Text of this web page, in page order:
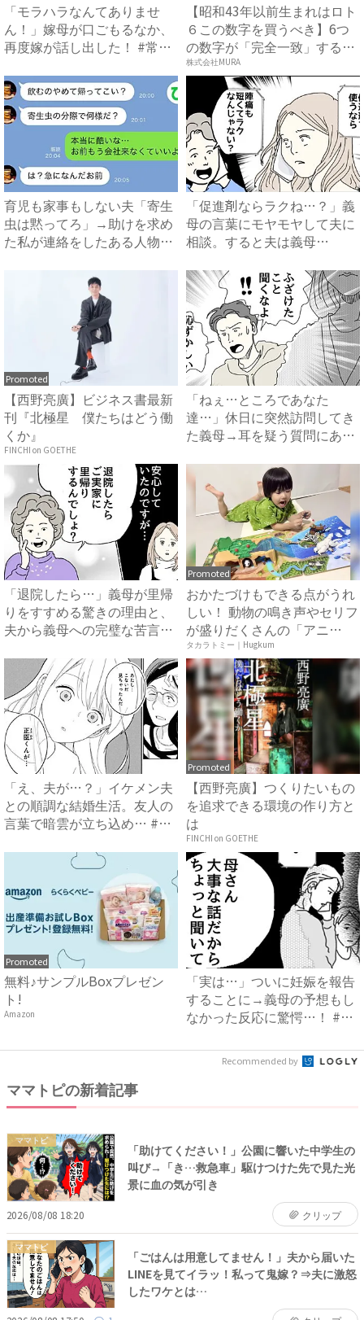
「モラハラなんてありませ
ん！」嫁母が口ごもるなか、
再度嫁が話し出した！ #常識
【昭和43年以前生まれはロト
６この数字を買うべき】6つ
の数字が「完全一致」する
方...
株式会社MURA
育児も家事もしない夫「寄生
虫は黙ってろ」→助けを求め
た私が連絡をしたある人物と
「促進剤ならラクね…？」義
母の言葉にモヤモヤして夫に
相談。すると夫は義母
Promoted
【西野亮廣】ビジネス書最新
刊『北極星 僕たちはどう働
くか』
FINCHI on GOETHE
「ねぇ…ところであなた
達…」休日に突然訪問してき
た義母→耳を疑う質問にあ
「退院したら…」義母が里帰
りをすすめる驚きの理由と、
夫から義母への完璧な苦言
Promoted
おかたづけもできる点がうれ
しい！ 動物の鳴き声やセリフ
が盛りだくさんの「アニ
ア ...
タカラトミー｜Hugkum
「え、夫が…？」イケメン夫
との順調な結婚生活。友人の
言葉で暗雲が立ち込め… #
Promoted
【西野亮廣】つくりたいもの
を追求できる環境の作り方と
は
FINCHI on GOETHE
Promoted
無料♪サンプルBoxプレゼン
ト!
Amazon
「実は…」ついに妊娠を報告
することに→義母の予想もし
なかった反応に驚愕…！ #
Recommended by
ママトピの新着記事
ママトピ
「助けてください！」公園に響いた中学生の
叫び→「き…救急車」駆けつけた先で見た光
景に血の気が引き
2026/08/08 18:20 クリップ
ママトピ
「ごはんは用意してません！」夫から届いた
LINEを見てイラッ！私って鬼嫁？⇒夫に激怒
したワケとは…